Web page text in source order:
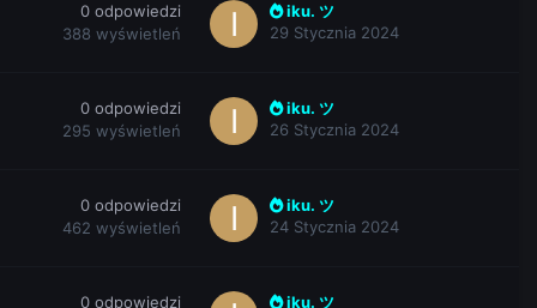
0 odpowiedzi
388 wyświetleń
iku. ツ
29 Stycznia 2024
0 odpowiedzi
295 wyświetleń
iku. ツ
26 Stycznia 2024
0 odpowiedzi
462 wyświetleń
iku. ツ
24 Stycznia 2024
0 odpowiedzi iku. ツ